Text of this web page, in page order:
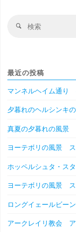
検
最近の投稿
マンネルヘイム通り
夕暮れのヘルシンキ
真夏の夕暮れの風景
ヨーテボリの風景
ホッペルシュタ・ス
ヨーテボリの風景
ロングイェールビー
アークレイリ教会